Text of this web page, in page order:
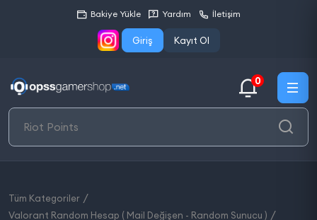
Bakiye Yükle Yardım İletişim
Giriş Kayıt Ol
0
Tüm Kategoriler
Valorant Random Hesap ( Mail Değişen - Random Sunucu )